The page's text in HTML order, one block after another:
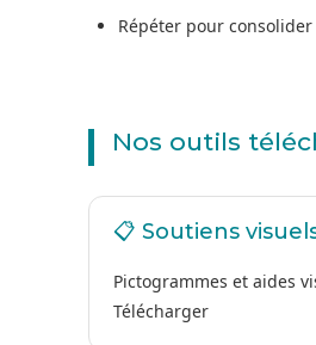
Répéter pour
Nos outils
📋 Soutiens
Pictogrammes et aides
Télécharger